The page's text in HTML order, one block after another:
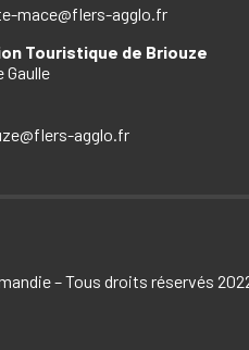
mace@flers-agglo.fr
Touristique de Briouze
Gaulle
agglo.fr
– Tous droits réservés